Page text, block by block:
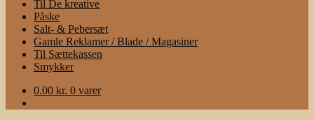
Til De kreative
Påske
Salt- & Pebersæt
Gamle Reklamer / Blade / Magasiner
Til Sættekassen
Smykker
0.00 kr. 0 varer